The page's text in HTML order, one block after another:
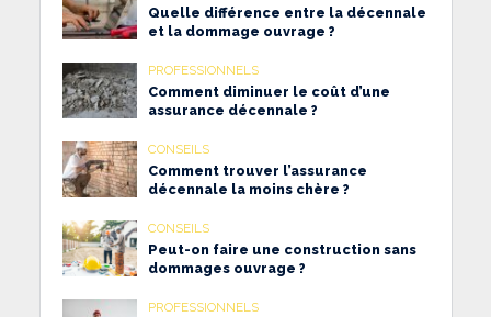
Quelle différence entre la décennale
et la dommage ouvrage ?
PROFESSIONNELS
Comment diminuer le coût d’une
assurance décennale ?
CONSEILS
Comment trouver l’assurance
décennale la moins chère ?
CONSEILS
Peut-on faire une construction sans
dommages ouvrage ?
PROFESSIONNELS